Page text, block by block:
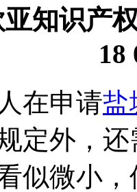
知识产
18
在申请盐
定外，
似微小